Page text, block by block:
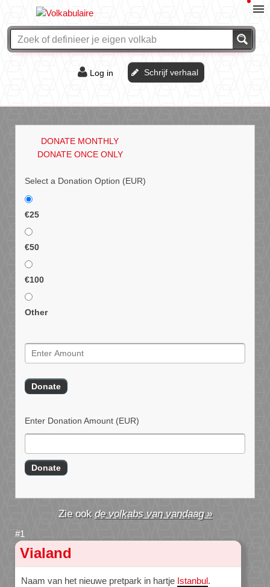
Log in Schrijf verhaal
DONATE MONTHLY
DONATE ONCE ONLY
Select a Donation Option (EUR)
€25
€50
€100
Other
Enter Donation Amount (EUR)
de volkabs van vandaag »
Vialand
Naam van het nieuwe pretpark in hartje Istanbul.